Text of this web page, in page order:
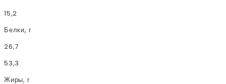
15,2
Белки, г
26,7
53,3
Жиры, г